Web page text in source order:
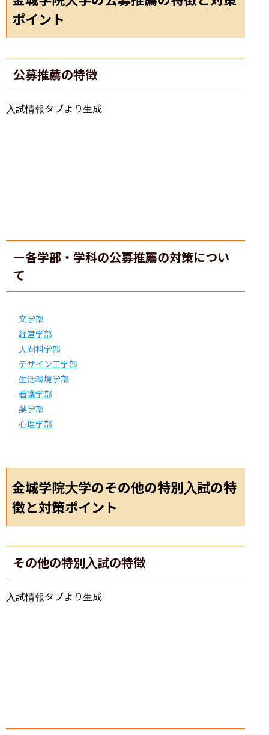
ポイント
公募推薦の特徴
入試情報タブより生成
ー各学部・学科の公募推薦の対策につい
て
文学部
経営学部
人間科学部
デザイン工学部
生活環境学部
看護学部
薬学部
心理学部
金城学院大学のその他の特別入試の特
徴と対策ポイント
その他の特別入試の特徴
入試情報タブより生成